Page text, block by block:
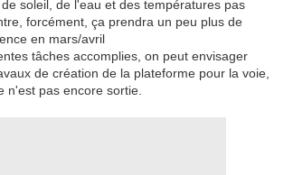
soleil, de l'eau et des températures pas
forcément, ça prendra un peu plus de
en mars/avril
tâches accomplies, on peut envisager
de création de la plateforme pour la voie,
n'est pas encore sortie.